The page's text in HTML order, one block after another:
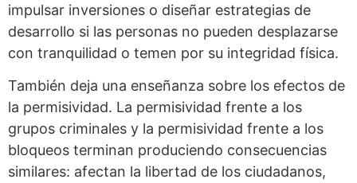
impulsar inversiones o diseñar estrategias de
desarrollo si las personas no pueden desplazarse
con tranquilidad o temen por su integridad física.
También deja una enseñanza sobre los efectos de
la permisividad. La permisividad frente a los
grupos criminales y la permisividad frente a los
bloqueos terminan produciendo consecuencias
similares: afectan la libertad de los ciudadanos,